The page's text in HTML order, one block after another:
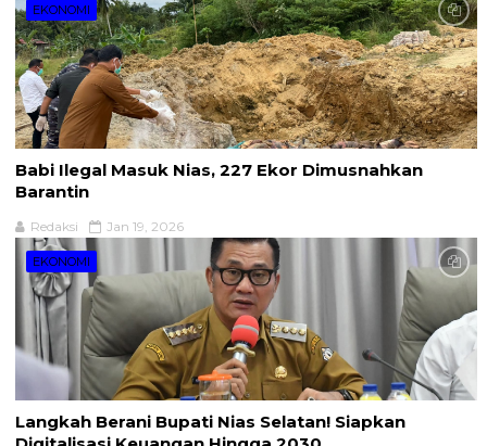
EKONOMI
Babi Ilegal Masuk Nias, 227 Ekor Dimusnahkan
Barantin
Redaksi Jan 19, 2026
EKONOMI
Langkah Berani Bupati Nias Selatan! Siapkan